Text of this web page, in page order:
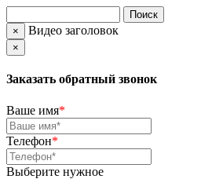
× Видео заголовок
×
Заказать обратный звонок
Ваше имя*
Телефон*
Выберите нужное